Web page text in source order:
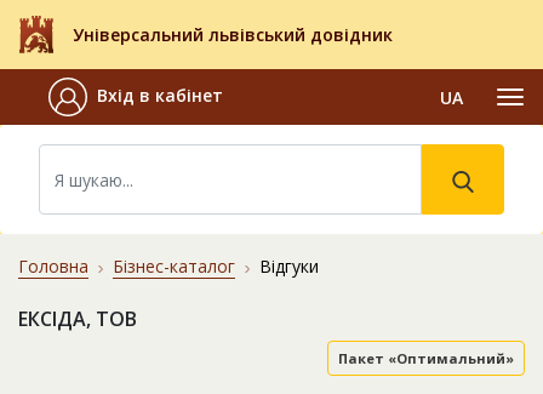
Універсальний львівський довідник
Вхід в кабінет UA
Головна Бізнес-каталог Відгуки
ЕКСІДА, ТОВ
Пакет «Оптимальний»